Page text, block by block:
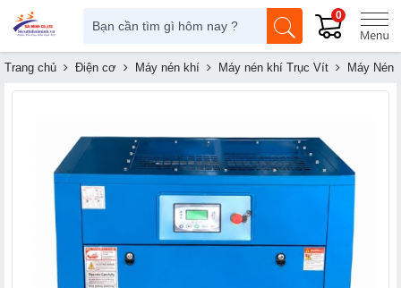
0
Trang chủ Điện cơ Máy nén khí Máy nén khí Trục Vít Máy Nén